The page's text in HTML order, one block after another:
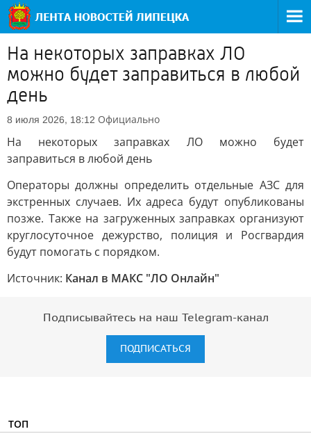
На некоторых заправках ЛО
можно будет заправиться в любой
день
8 июля 2026, 18:12 Официально
На некоторых заправках ЛО можно будет
заправиться в любой день
Операторы должны определить отдельные АЗС для
экстренных случаев. Их адреса будут опубликованы
позже. Также на загруженных заправках организуют
круглосуточное дежурство, полиция и Росгвардия
будут помогать с порядком.
Источник: Канал в МАКС "ЛО Онлайн"
Подписывайтесь на наш Telegram-канал
ПОДПИСАТЬСЯ
ТОП